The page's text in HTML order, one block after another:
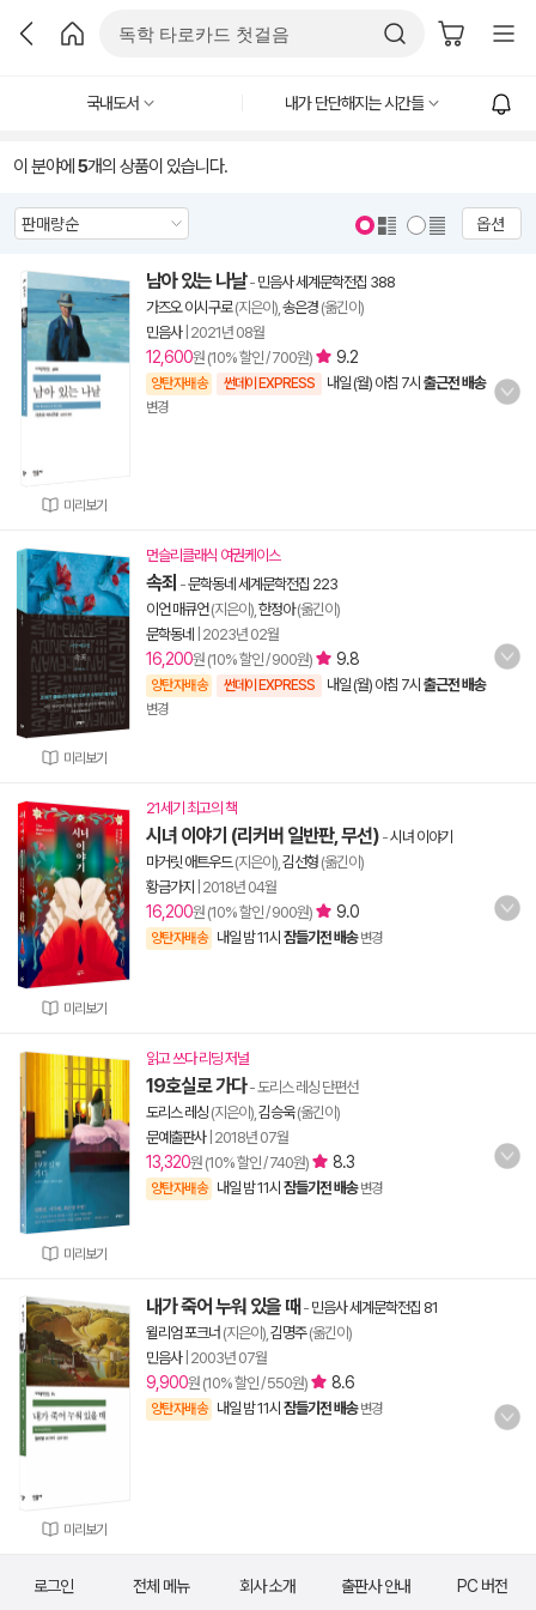
국내도서 내가 단단해지는 시간들
이 분야에 5개의 상품이 있습니다.
옵션
미리보기
남아 있는 나날- 민음사 세계문학전집 388
가즈오 이시구로(지은이), 송은경 (옮긴이)
민음사| 2021년 08월
12,600원 (10% 할인 / 700원) 9.2
양탄자배송 썬데이 EXPRESS 내일 (월) 아침 7시 출근전 배송
변경
미리보기
먼슬리클래식 여권케이스
속죄 -문학동네 세계문학전집 223
이언 매큐언(지은이), 한정아(옮긴이)
문학동네
2023년 02월
16,200원 (10% 할인 / 900원) 9.8
양탄자배송 썬데이 EXPRESS 내일 (월) 아침 7시 출근전 배송
변경
미리보기
21세기 최고의 책
시녀 이야기 (리커버 일반판, 무선) -시녀 이야기
마거릿 애트우드(지은이), 김선형 (옮긴이)
황금가지
2018년 04월
16,200원 (10% 할인 / 900원) 9.0
양탄자배송 내일 밤 11시 잠들기전 배송 변경
미리보기
읽고 쓰다 리딩 저널
19호실로 가다- 도리스 레싱 단편선
도리스 레싱 (지은이), 김승욱(옮긴이)
문예출판사| 2018년 07월
13,320원 (10% 할인 / 740원) 8.3
양탄자배송 내일 밤 11시 잠들기전 배송 변경
미리보기
내가 죽어 누워 있을 때 - 민음사 세계문학전집 81
윌리엄 포크너 (지은이), 김명주(옮긴이)
민음사| 2003년 07월
9,900원 (10% 할인 / 550원) 8.6
양탄자배송 내일 밤 11시 잠들기전 배송 변경
로그인 전체 메뉴 회사 소개 출판사 안내 PC 버전